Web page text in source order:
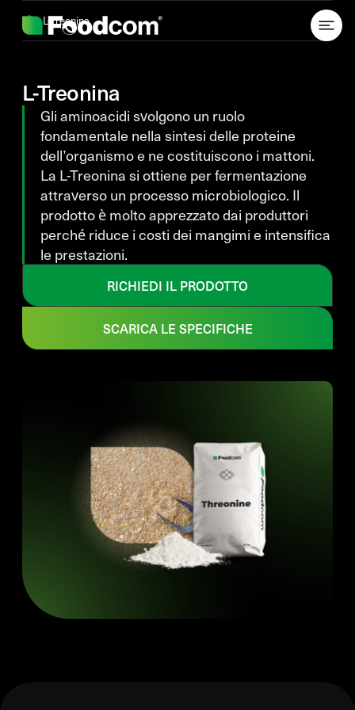
L-Treonina
L-Treonina
Gli aminoacidi svolgono un ruolo
fondamentale nella sintesi delle proteine
dell’organismo e ne costituiscono i mattoni.
La L-Treonina si ottiene per fermentazione
attraverso un processo microbiologico. Il
prodotto è molto apprezzato dai produttori
perché riduce i costi dei mangimi e intensifica
le prestazioni.
RICHIEDI IL PRODOTTO
SCARICA LE SPECIFICHE